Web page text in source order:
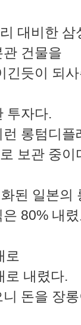
대비한
건물을
긴듯이 되
투자다.
롱텀디
보관 중이
된 일본의
80% 내
로
로 내렸다.
돈을 장